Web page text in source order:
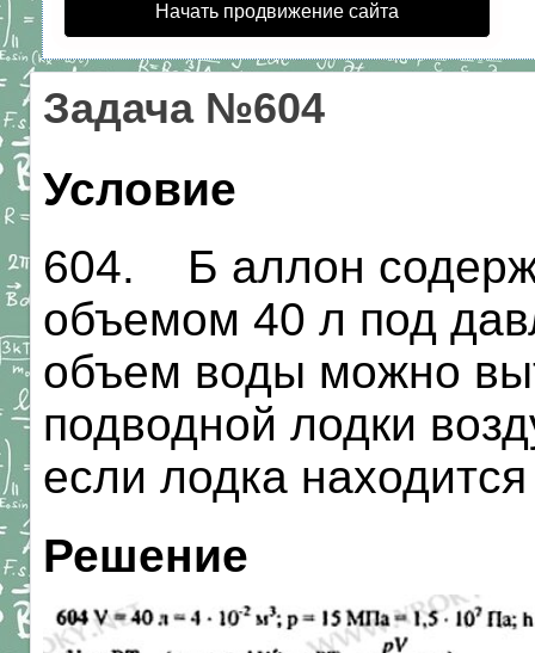
Начать продвижение сайта
Задача №604
Условие
604. Б аллон
объемом 40 л под
объем воды можно
подводной лодки
если лодка
Решение